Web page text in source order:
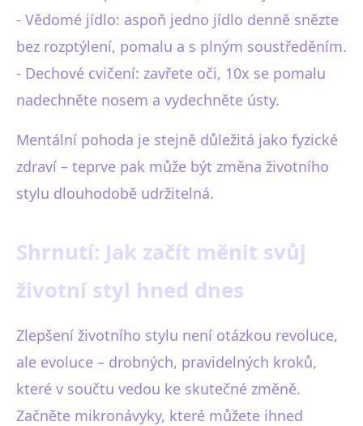
- Vědomé jídlo: aspoň jedno jídlo denně snězte
bez rozptýlení, pomalu a s plným soustředěním.
- Dechové cvičení: zavřete oči, 10x se pomalu
nadechněte nosem a vydechněte ústy.
Mentální pohoda je stejně důležitá jako fyzické
zdraví – teprve pak může být změna životního
stylu dlouhodobě udržitelná.
Shrnutí: Jak začít měnit svůj
životní styl hned dnes
Zlepšení životního stylu není otázkou revoluce,
ale evoluce – drobných, pravidelných kroků,
které v součtu vedou ke skutečné změně.
Začněte mikronávyky, které můžete ihned